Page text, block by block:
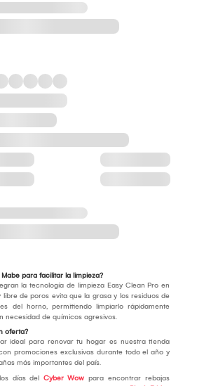
para facilitar la limpieza?
la tecnología de limpieza Easy Clean Pro en
de poros evita que la grasa y los residuos de
del horno, permitiendo limpiarlo rápidamente
necesidad de químicos agresivos.
oferta?
ideal para renovar tu hogar es nuestra tienda
promociones exclusivas durante todo el año y
más importantes del país.
días del
Cyber Wow para encontrar rebajas